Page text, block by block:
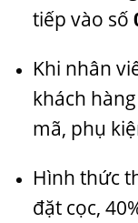
tiếp vào số
Khi nhân
khách
mã, phụ
Hình thức
đặt cọc,